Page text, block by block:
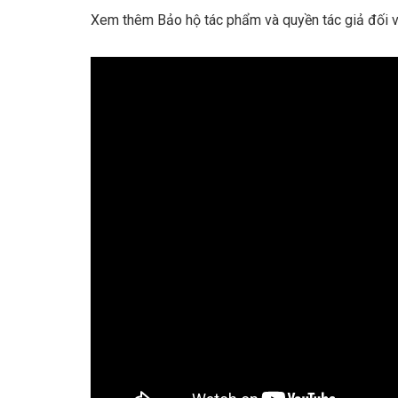
Xem thêm Bảo hộ tác phẩm và quyền tác giả đối